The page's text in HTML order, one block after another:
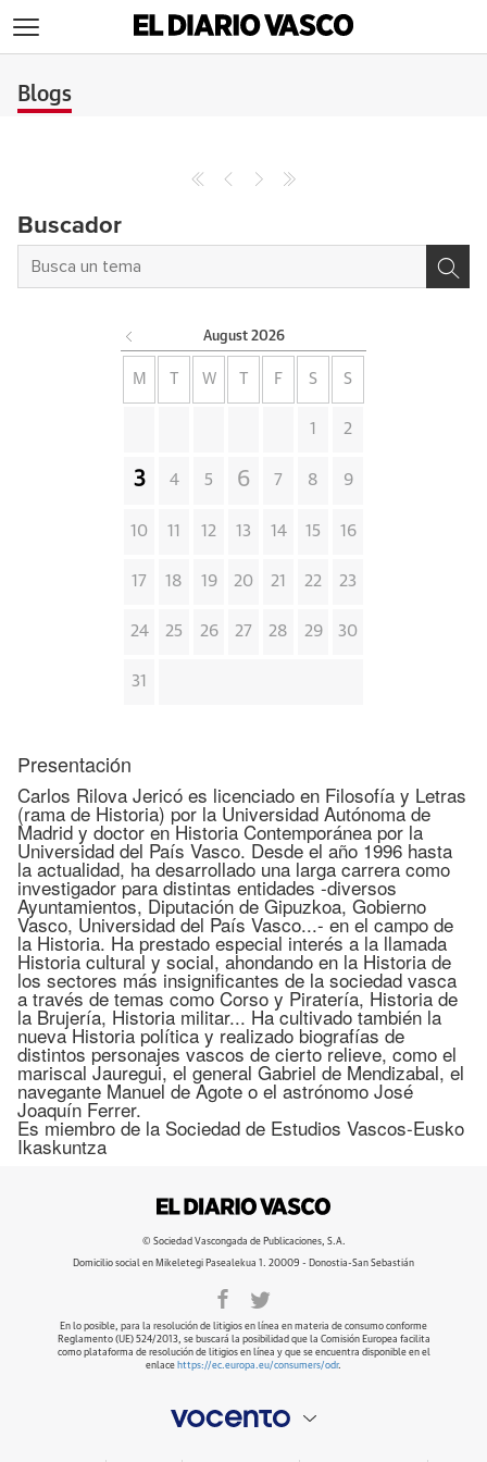
Blogs
Buscador
August 2026
M W F S S
1 2
3 4 5 6 7 8 9
10 11 12 13 14 15 16
17 18 19 20 21 22 23
24 25 26 27 28 29 30
31
Presentación
Carlos Rilova Jericó es licenciado en Filosofía y Letras
(rama de Historia) por la Universidad Autónoma de
Madrid y doctor en Historia Contemporánea por la
Universidad del País Vasco. Desde el año 1996 hasta
la actualidad, ha desarrollado una larga carrera como
investigador para distintas entidades -diversos
Ayuntamientos, Diputación de Gipuzkoa, Gobierno
Vasco, Universidad del País Vasco...- en el campo de
la Historia. Ha prestado especial interés a la llamada
Historia cultural y social, ahondando en la Historia de
los sectores más insignificantes de la sociedad vasca
a través de temas como Corso y Piratería, Historia de
la Brujería, Historia militar... Ha cultivado también la
nueva Historia política y realizado biografías de
distintos personajes vascos de cierto relieve, como el
mariscal Jauregui, el general Gabriel de Mendizabal, el
navegante Manuel de Agote o el astrónomo José
Joaquín Ferrer.
Es miembro de la Sociedad de Estudios Vascos-Eusko
Ikaskuntza
© Sociedad Vascongada de Publicaciones, S.A.
Domicilio social en Mikeletegi Pasealekua 1. 20009 - Donostia-San Sebastián
En lo posible, para la resolución de litigios en línea en materia de consumo conforme
Reglamento (UE) 524/2013, se buscará la posibilidad que la Comisión Europea facilita
como plataforma de resolución de litigios en línea y que se encuentra disponible en el
enlace https://ec.europa.eu/consumers/odr.